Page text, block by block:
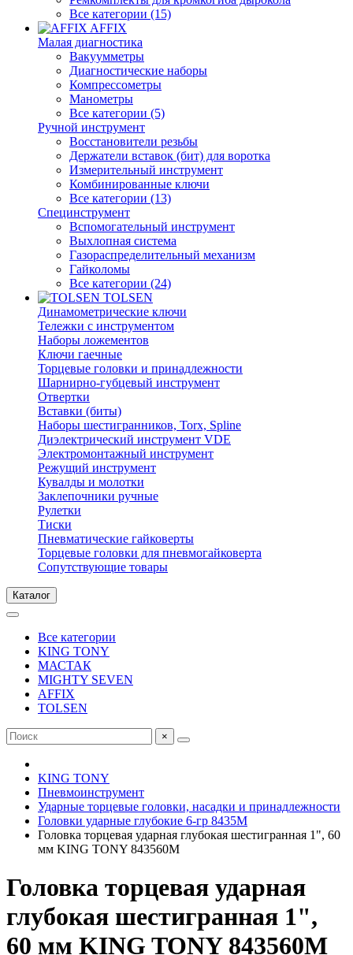
Все категории (15)
AFFIX
Малая диагностика
Вакуумметры
Диагностические наборы
Компрессометры
Манометры
Все категории (5)
Ручной инструмент
Восстановители резьбы
Держатели вставок (бит) для воротка
Измерительный инструмент
Комбинированные ключи
Все категории (13)
Специнструмент
Вспомогательный инструмент
Выхлопная система
Газораспределительный механизм
Гайколомы
Все категории (24)
TOLSEN
Динамометрические ключи
Тележки с инструментом
Наборы ложементов
Ключи гаечные
Торцевые головки и принадлежности
Шарнирно-губцевый инструмент
Отвертки
Вставки (биты)
Наборы шестигранников, Torx, Spline
Диэлектрический инструмент VDE
Электромонтажный инструмент
Режущий инструмент
Кувалды и молотки
Заклепочники ручные
Рулетки
Тиски
Пневматические гайковерты
Торцевые головки для пневмогайковерта
Сопутствующие товары
Каталог
Все категории
KING TONY
МАСТАК
MIGHTY SEVEN
AFFIX
TOLSEN
×
KING TONY
Пневмоинструмент
Ударные торцевые головки, насадки и принадлежности
Головки ударные глубокие 6-гр 8435M
Головка торцевая ударная глубокая шестигранная 1", 60
мм KING TONY 843560M
Головка торцевая ударная
глубокая шестигранная 1",
60 мм KING TONY 843560M